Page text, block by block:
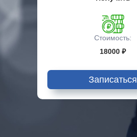
Стоимость:
18000 ₽
Записаться